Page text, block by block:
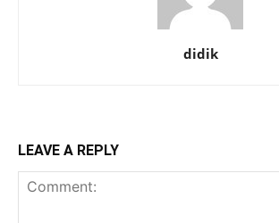
didik
LEAVE A REPLY